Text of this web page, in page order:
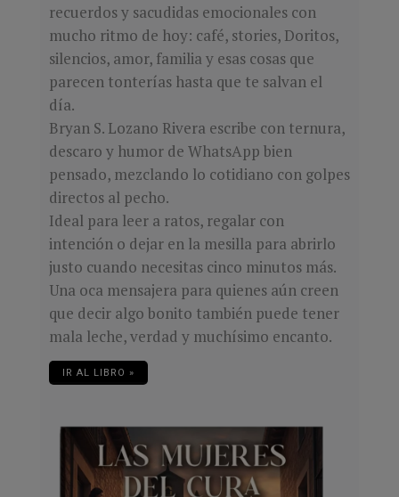
recuerdos y sacudidas emocionales con
mucho ritmo de hoy: café, stories, Doritos,
silencios, amor, familia y esas cosas que
parecen tonterías hasta que te salvan el
día.
Bryan S. Lozano Rivera escribe con ternura,
descaro y humor de WhatsApp bien
pensado, mezclando lo cotidiano con golpes
directos al pecho.
Ideal para leer a ratos, regalar con
intención o dejar en la mesilla para abrirlo
justo cuando necesitas cinco minutos más.
Una oca mensajera para quienes aún creen
que decir algo bonito también puede tener
mala leche, verdad y muchísimo encanto.
IR AL LIBRO »